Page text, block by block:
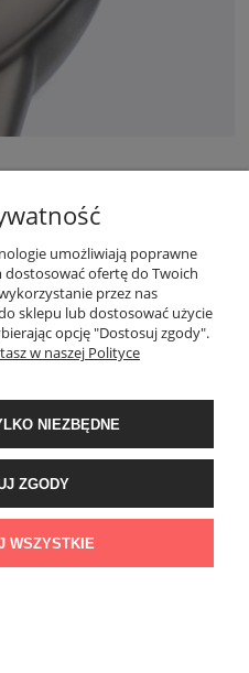
316L
umożliwiają poprawne
dostosować ofertę do Twoich
przez nas
sklepu lub dostosować użycie
opcję "Dostosuj zgody".
w naszej Polityce
NIEZBĘDNE
ZGODY
WSZYSTKIE